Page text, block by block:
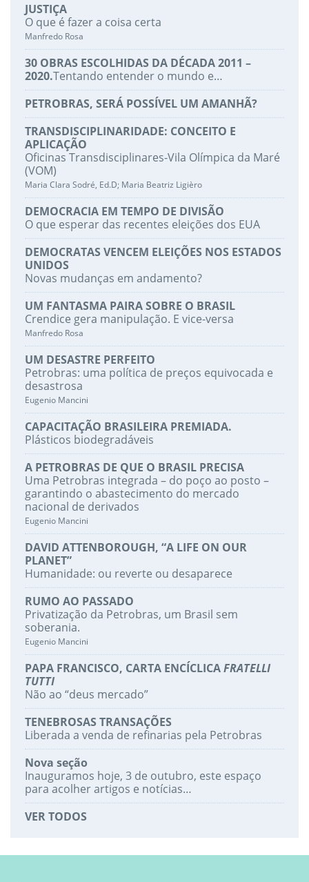
JUSTIÇA
O que é fazer a coisa certa
Manfredo Rosa
30 OBRAS ESCOLHIDAS DA DÉCADA 2011 –
2020.Tentando entender o mundo e…
PETROBRAS, SERÁ POSSÍVEL UM AMANHÃ?
TRANSDISCIPLINARIDADE: CONCEITO E
APLICAÇÃO
Oficinas Transdisciplinares-Vila Olímpica da Maré
(VOM)
Maria Clara Sodré, Ed.D; Maria Beatriz Ligièro
DEMOCRACIA EM TEMPO DE DIVISÃO
O que esperar das recentes eleições dos EUA
DEMOCRATAS VENCEM ELEIÇÕES NOS ESTADOS
UNIDOS
Novas mudanças em andamento?
UM FANTASMA PAIRA SOBRE O BRASIL
Crendice gera manipulação. E vice-versa
Manfredo Rosa
UM DESASTRE PERFEITO
Petrobras: uma política de preços equivocada e
desastrosa
Eugenio Mancini
CAPACITAÇÃO BRASILEIRA PREMIADA.
Plásticos biodegradáveis
A PETROBRAS DE QUE O BRASIL PRECISA
Uma Petrobras integrada – do poço ao posto –
garantindo o abastecimento do mercado
nacional de derivados
Eugenio Mancini
DAVID ATTENBOROUGH, “A LIFE ON OUR
PLANET”
Humanidade: ou reverte ou desaparece
RUMO AO PASSADO
Privatização da Petrobras, um Brasil sem
soberania.
Eugenio Mancini
PAPA FRANCISCO, CARTA ENCÍCLICAFRATELLI
TUTTI
Não ao “deus mercado”
TENEBROSAS TRANSAÇÕES
Liberada a venda de refinarias pela Petrobras
Nova seção
Inauguramos hoje, 3 de outubro, este espaço
para acolher artigos e notícias…
VER TODOS